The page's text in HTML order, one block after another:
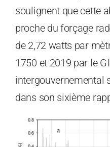
soulignent que cette
proche du forçage
de 2,72 watts par
1750 et 2019 par le
intergouvernemental
dans son sixième